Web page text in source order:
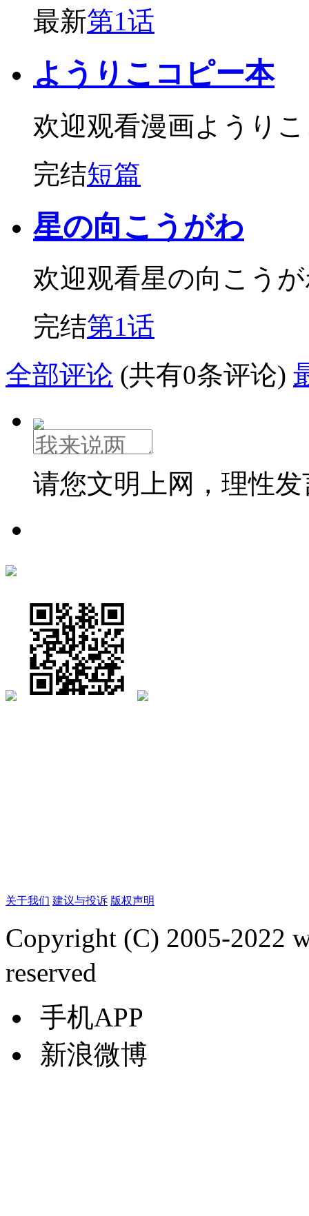
最新第1话
ようりこコピー本
欢迎观看漫画ようり
完结短篇
星の向こうがわ
欢迎观看星の向こう
完结第1话
全部评论 (共有0条评论)
请您文明上网，理性
关于我们 建议与投诉 版权声明
Copyright (C) 2005-2022
reserved
手机APP
新浪微博